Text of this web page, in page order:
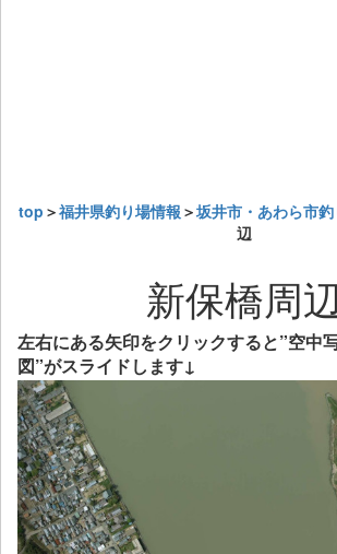
top ＞福井県釣り場情報 ＞坂井市・あわら市
辺
新保橋周辺
左右にある矢印をクリックすると”空中
図”がスライドします↓
Previous